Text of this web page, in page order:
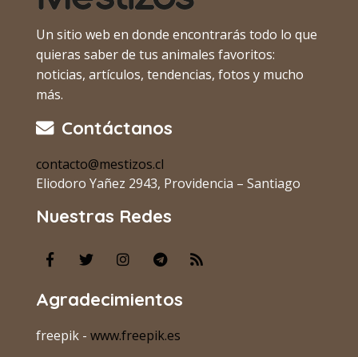
Un sitio web en donde encontrarás todo lo que
quieras saber de tus animales favoritos:
noticias, artículos, tendencias, fotos y mucho
más.
Contáctanos
contacto@mestizos.cl
Eliodoro Yañez 2943, Providencia – Santiago
Nuestras Redes
Agradecimientos
freepik - www.freepik.es